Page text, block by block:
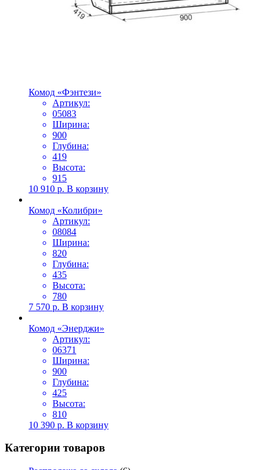
Комод «Фэнтези»
Артикул:
05083
Ширина:
900
Глубина:
419
Высота:
915
10 910 р. В корзину
Комод «Колибри»
Артикул:
08084
Ширина:
820
Глубина:
435
Высота:
780
7 570 р. В корзину
Комод «Энерджи»
Артикул:
06371
Ширина:
900
Глубина:
425
Высота:
810
10 390 р. В корзину
Категории товаров